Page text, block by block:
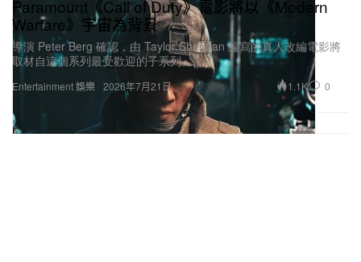
Entertainment 娛樂
Paramount《Call of Duty》電影將以《Modern
Warfare》宇宙為背景
導演 Peter Berg 確認，由 Taylor Sheridan 編寫的真人改編電影將
取材自這個系列最受歡迎的子系列。
2026年7月21日 1.1K 0